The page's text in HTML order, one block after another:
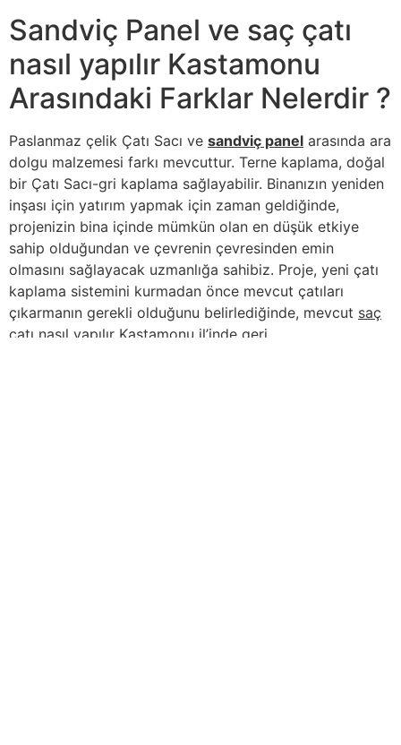
Sandviç Panel ve saç çatı
nasıl yapılır Kastamonu
Arasındaki Farklar Nelerdir ?
Paslanmaz çelik Çatı Sacı ve sandviç panel arasında ara
dolgu malzemesi farkı mevcuttur. Terne kaplama, doğal
bir Çatı Sacı-gri kaplama sağlayabilir. Binanızın yeniden
inşası için yatırım yapmak için zaman geldiğinde,
projenizin bina içinde mümkün olan en düşük etkiye
sahip olduğundan ve çevrenin çevresinden emin
olmasını sağlayacak uzmanlığa sahibiz. Proje, yeni çatı
kaplama sistemini kurmadan önce mevcut çatıları
çıkarmanın gerekli olduğunu belirlediğinde, mevcut saç
çatı nasıl yapılır Kastamonu il’inde geri